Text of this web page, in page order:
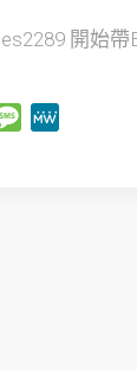
開始帶
Message